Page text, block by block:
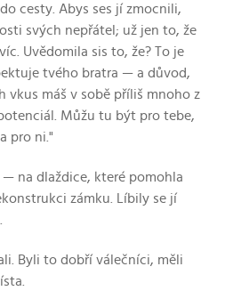
cesty. Abys ses jí zmocnili,
svých nepřátel; už jen to, že
Uvědomila sis to, že? To je
tvého bratra — a důvod,
vkus máš v sobě příliš mnoho z
Můžu tu být pro tebe,
pro ni."
na dlaždice, které pomohla
zámku. Líbily se jí
Byli to dobří válečníci, měli